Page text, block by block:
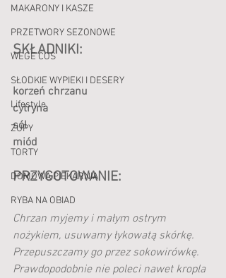
MAKARONY I KASZE
PRZETWORY SEZONOWE
WEGE COŚ
SŁODKIE WYPIEKI I DESERY
Lifestyle
ZUPY
TORTY
DOMOWA PIEKARNIA
RYBA NA OBIAD
SKŁADNIKI:
korzeń chrzanu
cytryna
sól
miód
PRZYGOTOWANIE:
Chrzan myjemy i małym ostrym
nożykiem, usuwamy łykowatą skórkę.
Przepuszczamy go przez sokowirówkę.
Prawdopodobnie nie poleci nawet kropla